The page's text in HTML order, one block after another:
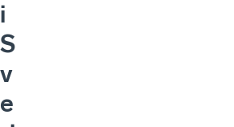
i
S
v
e